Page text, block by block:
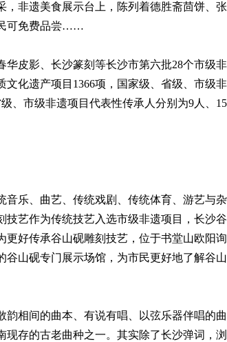
非遗美食展示台上，陈列着德胜斋茴饼、张
可免费品尝……
皮影、长沙篆刻等长沙市第六批28个市级非
化遗产项目1366项，国家级、省级、市级非
、市级非遗项目代表性传承人分别为9人、15
乐、曲艺、传统戏剧、传统体育、游艺与杂
艺作为传统技艺入选市级非遗项目，长沙谷
好传承谷山砚雕刻技艺，位于书堂山欧阳询
山砚专门展示场馆，为市民更好地了解谷山
相间的曲本、有说有唱、以弦乐器伴唱的曲
存的古老曲种之一。其实除了长沙弹词，浏